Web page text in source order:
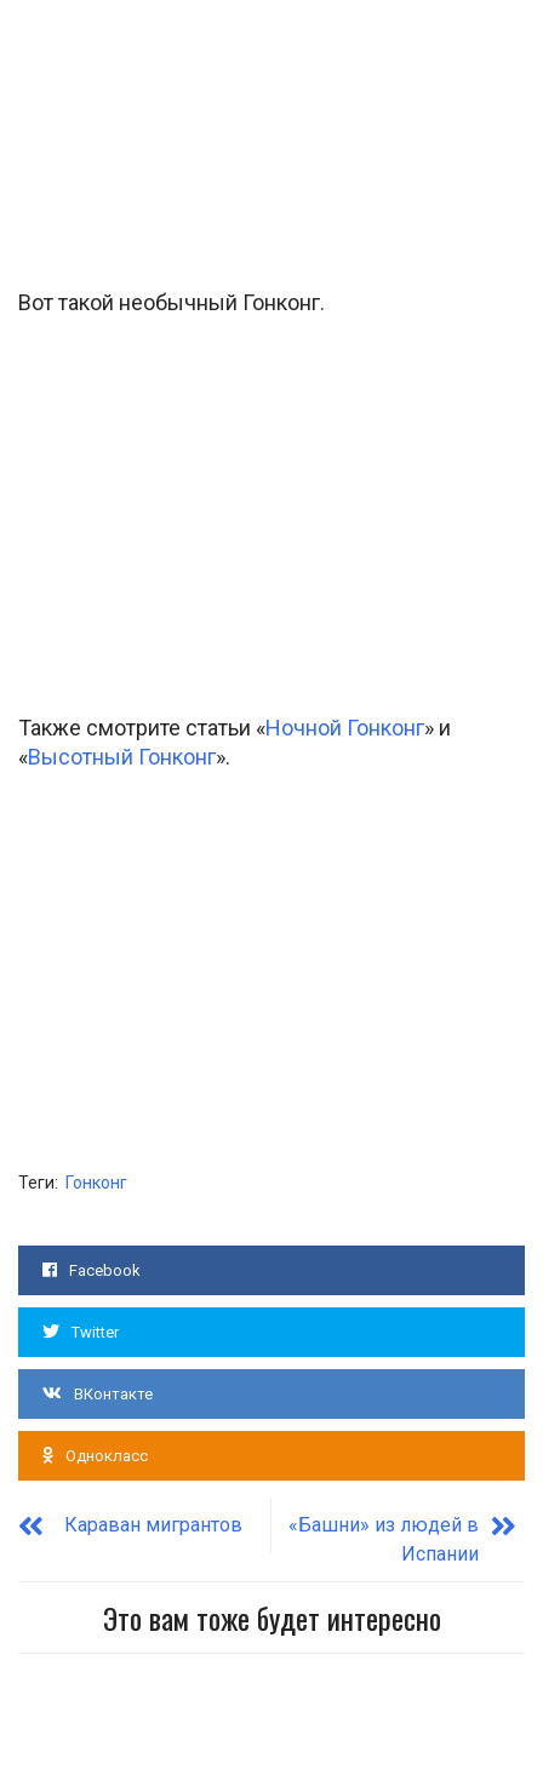
Вот такой необычный Гонконг.
Также смотрите статьи «Ночной Гонконг» и
«Высотный Гонконг».
Теги: Гонконг
Facebook
Twitter
ВКонтакте
Однокласс
Караван мигрантов
«Башни» из людей в
Испании
Это вам тоже будет интересно